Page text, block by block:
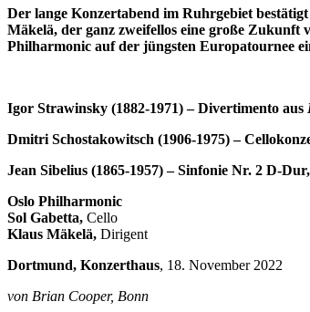
Der lange Konzertabend im Ruhrgebiet
Mäkelä, der ganz zweifellos eine große Zukunft
Philharmonic auf der jüngsten Europatournee
Igor Strawinsky (1882-1971) – Divertimento aus
Dmitri Schostakowitsch (1906-1975) –
Jean Sibelius (1865-1957) – Sinfonie Nr. 2 D-
Oslo Philharmonic
Sol Gabetta, Cello
Klaus Mäkelä, Dirigent
Dortmund, Konzerthaus, 18. November 2022
von Brian Cooper, Bonn